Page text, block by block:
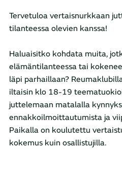
Tervetuloa vertaisnurkkaan
tilanteessa olevien kanssa!
Haluaisitko kohdata muita,
elämäntilanteessa tai
läpi parhaillaan?
iltaisin klo 18-19
juttelemaan matalalla
ennakkoilmoittautumista ja
Paikalla on koulutettu
kokemus kuin osallistujilla.